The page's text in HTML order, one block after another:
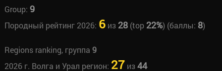
Group: 9
Породный рейтинг 2026: 6из 28(top 22%) (баллы: 8)
Regions ranking, группа 9
2026 г. Волга и Урал регион: 27 из44